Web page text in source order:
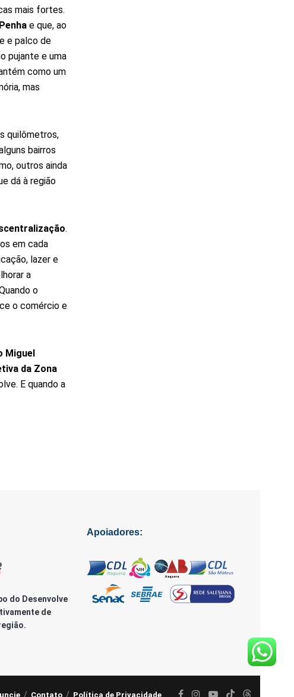
mais fortes.
e que, ao
e palco de
pujante e uma
como um
mas
quilômetros,
bairros
outros ainda
dá à região
.
em cada
lazer e
a
o
o comércio e
Miguel
da Zona
E quando a
do Desenvolve
de
Apoiadores:
Contato Política de Privacidade